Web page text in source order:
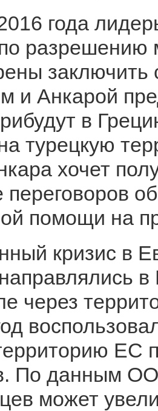
года
разрешению
и Анкарой
в
турецкую
хочет
переговоров
помощи на
кризис в
через
ЕС
По данным
может